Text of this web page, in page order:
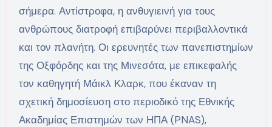
σήμερα. Αντίστροφα, η ανθυγιεινή για τους
ανθρώπους διατροφή επιβαρύνει περιβαλλοντικά
και τον πλανήτη. Οι ερευνητές των πανεπιστημίων
της Οξφόρδης και της Μινεσότα, με επικεφαλής
τον καθηγητή Μάικλ Κλαρκ, που έκαναν τη
σχετική δημοσίευση στο περιοδικό της Εθνικής
Ακαδημίας Επιστημών των ΗΠΑ (PNAS),